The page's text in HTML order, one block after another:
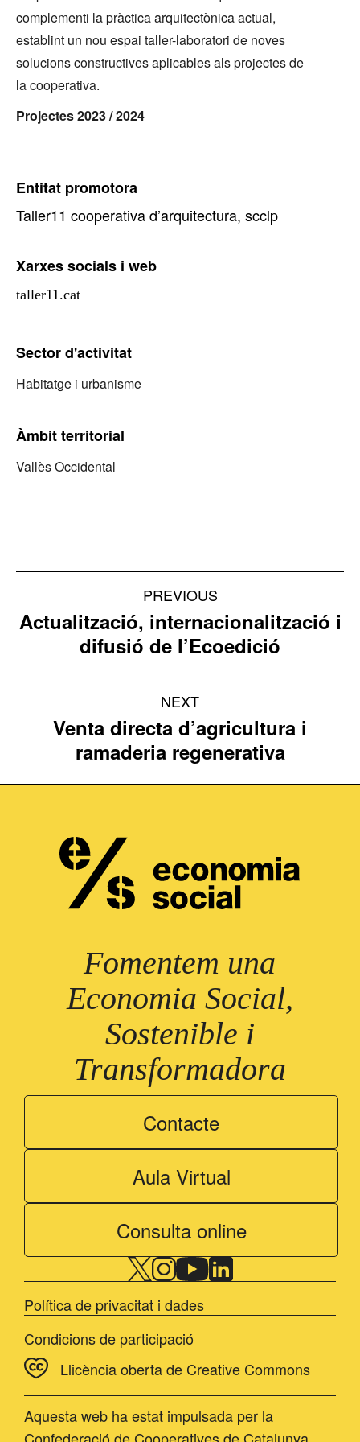
complementi la pràctica arquitectònica actual,
establint un nou espai taller-laboratori de noves
solucions constructives aplicables als projectes de
la cooperativa.
Projectes 2023 / 2024
Entitat promotora
Taller11 cooperativa d’arquitectura, scclp
Xarxes socials i web
taller11.cat
Sector d'activitat
Habitatge i urbanisme
Àmbit territorial
Vallès Occidental
Project
navigation
PREVIOUS
Previous
project:
Actualització, internacionalització i
difusió de l’Ecoedició
NEXT
Next
project:
Venta directa d’agricultura i
ramaderia regenerativa
Fomentem una
Economia Social,
Sostenible i
Transformadora
Contacte
Aula Virtual
Consulta online
Política de privacitat i dades
Condicions de participació
Llicència oberta de Creative Commons
Aquesta web ha estat impulsada per la